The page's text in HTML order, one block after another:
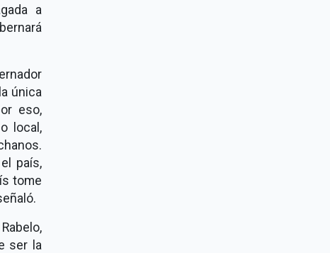
a
única
eso,
local,
país,
tome
ser la